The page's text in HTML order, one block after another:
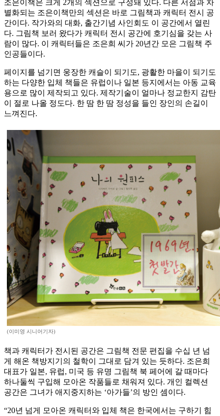
조은이책은 크게 2개의 섹션으로 구성돼 있다. 다른 서점과 차
별화되는 조은이책만의 섹션은 바로 그림책과 캐릭터 전시 공
간이다. 작가와의 대화, 출간기념 사인회도 이 공간에서 열린
다. 그림책 보러 왔다가 캐릭터 전시 공간에 호기심을 갖는 사
람이 많다. 이 캐릭터들은 조은희 씨가 20년간 모은 그림책 주
인공들이다.
페이지를 넘기면 웅장한 캐슬이 되기도, 광활한 마을이 되기도
하는 다양한 입체 책들은 유럽이나 일본 등지에서는 아동 교육
용으로 많이 제작되고 있다. 제작기술이 얼마나 정교한지 감탄
이 절로 나올 정도다. 한 땀 한 땀 정성을 들인 장인의 손길이
느껴진다.
(이미영 시니어기자)
책과 캐릭터가 전시된 공간은 그림책 전문 편집을 수십 년 넘
게 해온 책방지기의 철학이 그대로 담겨 있는 듯하다. 조은희
대표가 일본, 유럽, 미국 등 유명 그림책 북 페어에 갈 때마다
하나둘씩 구입해 모아온 작품들로 채워져 있다. 개인 컬렉션
공간은 그녀가 애지중지하는 ‘아가들’의 방인 셈이다.
“20년 넘게 모아온 캐릭터와 입체 책은 한국에서는 구하기 힘